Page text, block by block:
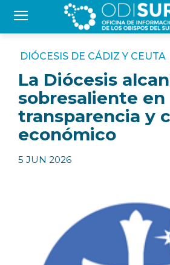
DIÓCESIS DE CÁDIZ Y CEUTA
La Diócesis
sobresaliente en
transparencia y
económico
5 JUN 2026